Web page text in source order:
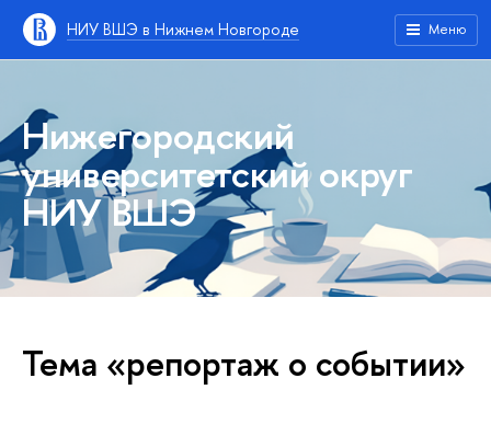
НИУ ВШЭ в Нижнем Новгороде Меню
Нижегородский
университетский округ
НИУ ВШЭ
Тема «репортаж о событии»